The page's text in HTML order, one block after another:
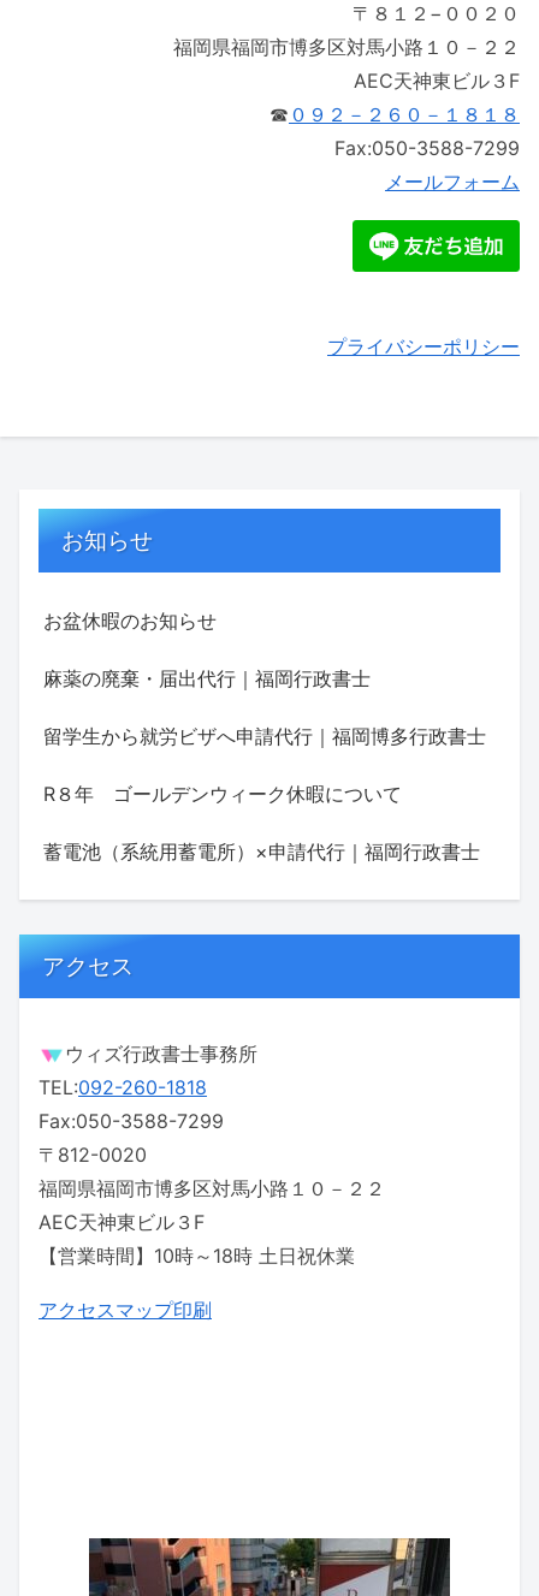
〒８１２−００２０
福岡県福岡市博多区対馬小路１０－２２
AEC天神東ビル３F
☎ ０９２－２６０－１８１８
Fax:050-3588-7299
メールフォーム
プライバシーポリシー
お知らせ
お盆休暇のお知らせ
麻薬の廃棄・届出代行｜福岡行政書士
留学生から就労ビザへ申請代行｜福岡博多行政書士
R８年 ゴールデンウィーク休暇について
蓄電池（系統用蓄電所）×申請代行｜福岡行政書士
アクセス
ウィズ行政書士事務所
TEL:092-260-1818
Fax:050-3588-7299
〒812-0020
福岡県福岡市博多区対馬小路１０－２２
AEC天神東ビル３F
【営業時間】10時～18時 土日祝休業
アクセスマップ印刷